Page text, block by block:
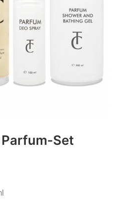
Parfum-Set